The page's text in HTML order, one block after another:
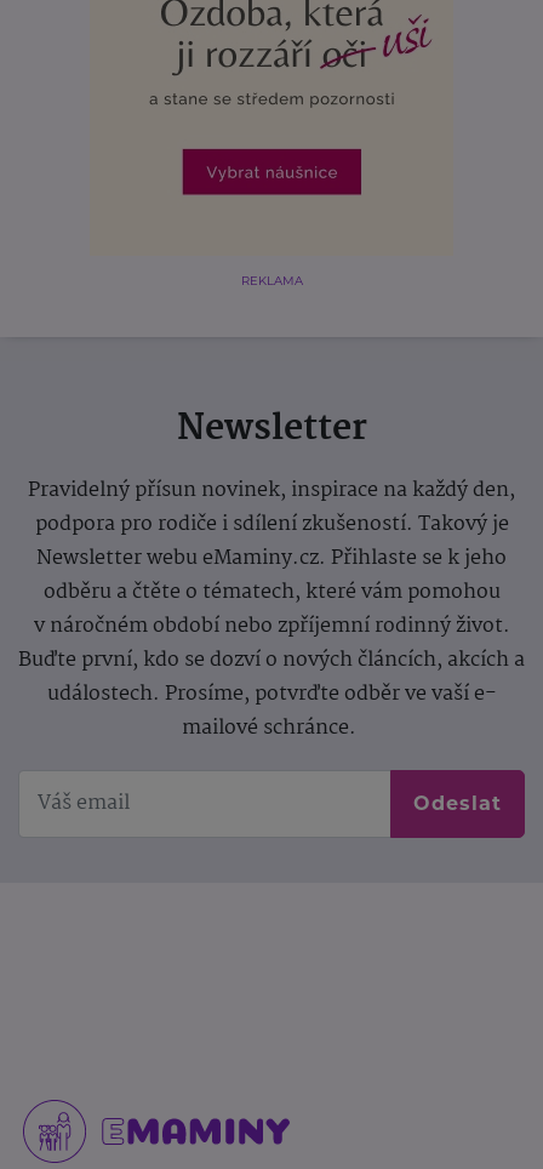
REKLAMA
Newsletter
Pravidelný přísun novinek, inspirace na každý den,
podpora pro rodiče i sdílení zkušeností. Takový je
Newsletter webu eMaminy.cz. Přihlaste se k jeho
odběru a čtěte o tématech, které vám pomohou
v náročném období nebo zpříjemní rodinný život.
Buďte první, kdo se dozví o nových článcích, akcích a
událostech. Prosíme, potvrďte odběr ve vaší e-
mailové schránce.
Odeslat